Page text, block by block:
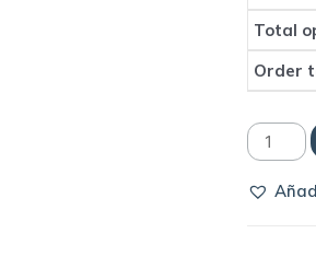
Total
Order
Camiseta
Recife